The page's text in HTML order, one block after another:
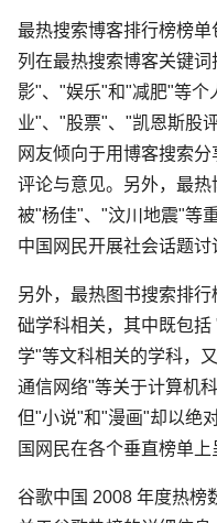
最热搜索博客排行榜榜单
列在最热搜索博客关键
影"、"娱乐"和"减肥"等个
业"、"股票"、"凯恩斯股
网友倾向于用博客搜索
评论与意见。另外，最
被"杨佳"、"汶川地震"等
中国网民开展社会话题讨
另外，最热图书搜索排
础学科相关，其中既包
学"等文科相关的学科，
通信网络"等关于计算机
但"小说"和"漫画"却以绝
国网民在各个垂直榜单上
谷歌中国 2008 年度热榜